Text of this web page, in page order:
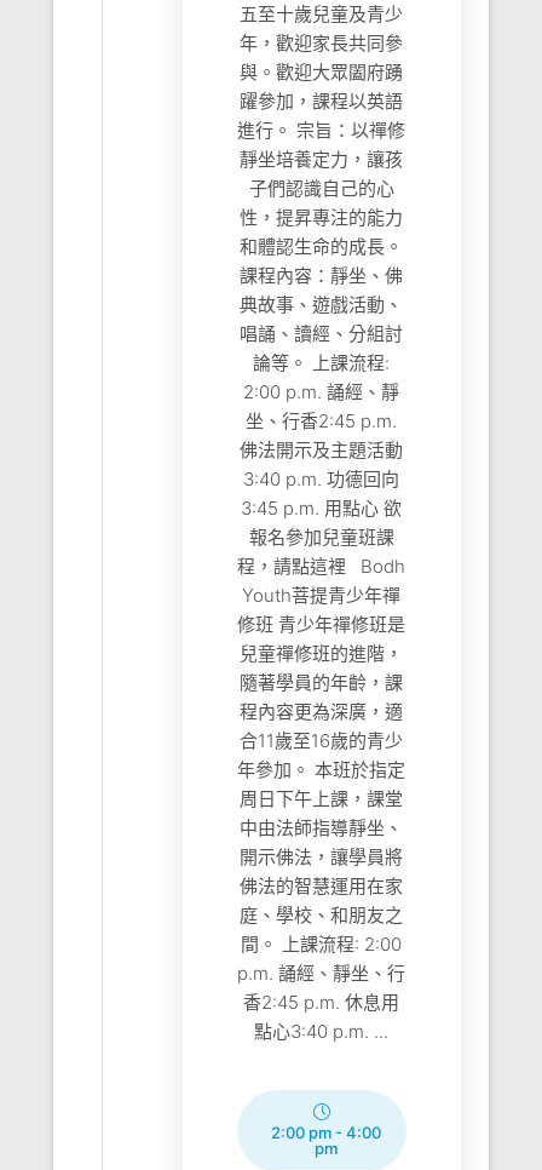
五至十歲兒童及青少
年，歡迎家長共同參
與。歡迎大眾闔府踴
躍參加，課程以英語
進行。 宗旨：以禪修
靜坐培養定力，讓孩
子們認識自己的心
性，提昇專注的能力
和體認生命的成長。
課程內容：靜坐、佛
典故事、遊戲活動、
唱誦、讀經、分組討
論等。 上課流程:
2:00 p.m. 誦經、靜
坐、行香2:45 p.m.
佛法開示及主題活動
3:40 p.m. 功德回向
3:45 p.m. 用點心 欲
報名參加兒童班課
程，請點這裡 Bodh
Youth菩提青少年禪
修班 青少年禪修班是
兒童禪修班的進階，
隨著學員的年齡，課
程內容更為深廣，適
合11歲至16歲的青少
年參加。 本班於指定
周日下午上課，課堂
中由法師指導靜坐、
開示佛法，讓學員將
佛法的智慧運用在家
庭、學校、和朋友之
間。 上課流程: 2:00
p.m. 誦經、靜坐、行
香2:45 p.m. 休息用
點心3:40 p.m. ...
2:00 pm- 4:00
pm